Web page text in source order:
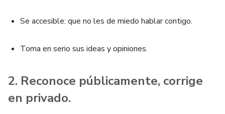
Se accesible: que no les de miedo hablar contigo.
Toma en serio sus ideas y opiniones.
2. Reconoce públicamente, corrige
en privado.